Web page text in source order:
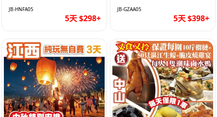
巴士5天
JB-HNFA05
5天 $298+
天
JB-GZAA05
5天 $398+